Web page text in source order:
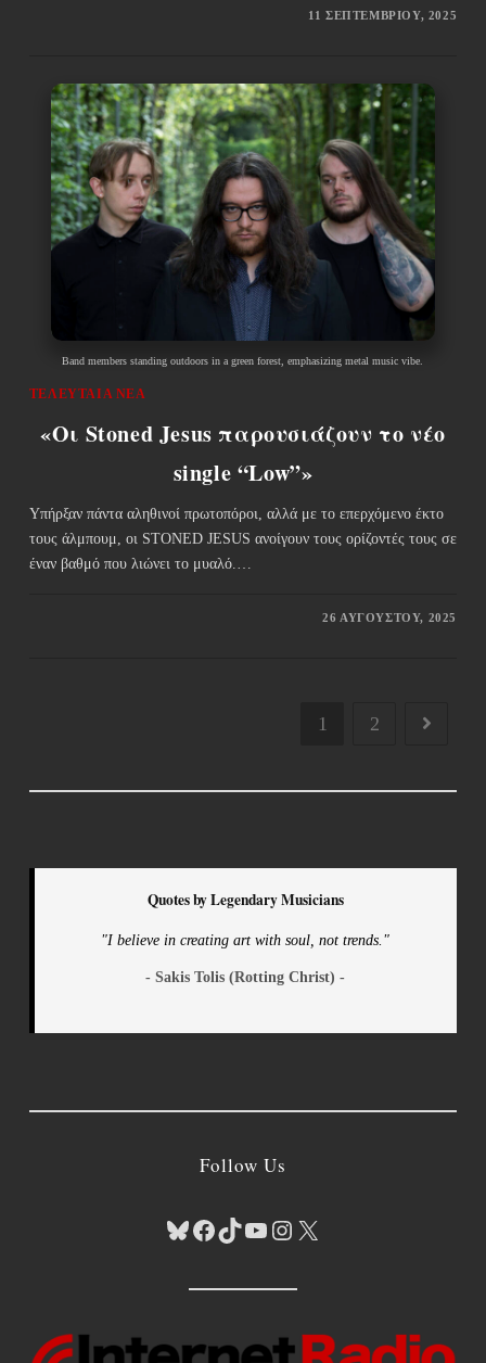
11 ΣΕΠΤΕΜΒΡΊΟΥ, 2025
Band members standing outdoors in a green forest, emphasizing metal music vibe.
ΤΕΛΕΥΤΑΊΑ ΝΈΑ
«Οι Stoned Jesus παρουσιάζουν το νέο
single “Low”»
Υπήρξαν πάντα αληθινοί πρωτοπόροι, αλλά με το επερχόμενο έκτο
τους άλμπουμ, οι STONED JESUS ανοίγουν τους ορίζοντές τους σε
έναν βαθμό που λιώνει το μυαλό.…
26 ΑΥΓΟΎΣΤΟΥ, 2025
1 2
Quotes by Legendary Musicians
"I believe in creating art with soul, not trends."
- Sakis Tolis (Rotting Christ) -
Follow Us